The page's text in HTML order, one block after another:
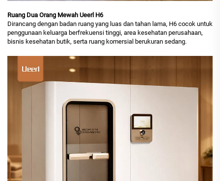
Ruang Dua Orang Mewah Ueerl H6
Dirancang dengan badan ruang yang luas dan tahan lama, H6 cocok untuk
penggunaan keluarga berfrekuensi tinggi, area kesehatan perusahaan,
bisnis kesehatan butik, serta ruang komersial berukuran sedang.